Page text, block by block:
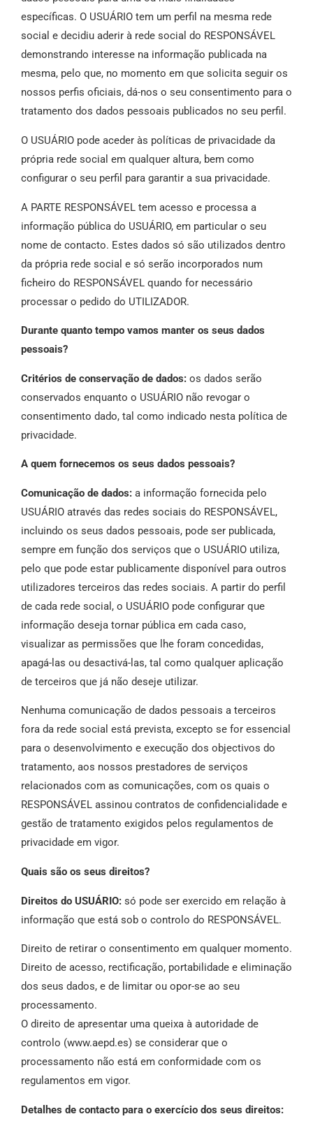
específicas. O USUÁRIO tem um perfil na mesma rede
social e decidiu aderir à rede social do RESPONSÁVEL
demonstrando interesse na informação publicada na
mesma, pelo que, no momento em que solicita seguir os
nossos perfis oficiais, dá-nos o seu consentimento para o
tratamento dos dados pessoais publicados no seu perfil.
O USUÁRIO pode aceder às políticas de privacidade da
própria rede social em qualquer altura, bem como
configurar o seu perfil para garantir a sua privacidade.
A PARTE RESPONSÁVEL tem acesso e processa a
informação pública do USUÁRIO, em particular o seu
nome de contacto. Estes dados só são utilizados dentro
da própria rede social e só serão incorporados num
ficheiro do RESPONSÁVEL quando for necessário
processar o pedido do UTILIZADOR.
Durante quanto tempo vamos manter os seus dados
pessoais?
Critérios de conservação de dados: os dados serão
conservados enquanto o USUÁRIO não revogar o
consentimento dado, tal como indicado nesta política de
privacidade.
A quem fornecemos os seus dados pessoais?
Comunicação de dados: a informação fornecida pelo
USUÁRIO através das redes sociais do RESPONSÁVEL,
incluindo os seus dados pessoais, pode ser publicada,
sempre em função dos serviços que o USUÁRIO utiliza,
pelo que pode estar publicamente disponível para outros
utilizadores terceiros das redes sociais. A partir do perfil
de cada rede social, o USUÁRIO pode configurar que
informação deseja tornar pública em cada caso,
visualizar as permissões que lhe foram concedidas,
apagá-las ou desactivá-las, tal como qualquer aplicação
de terceiros que já não deseje utilizar.
Nenhuma comunicação de dados pessoais a terceiros
fora da rede social está prevista, excepto se for essencial
para o desenvolvimento e execução dos objectivos do
tratamento, aos nossos prestadores de serviços
relacionados com as comunicações, com os quais o
RESPONSÁVEL assinou contratos de confidencialidade e
gestão de tratamento exigidos pelos regulamentos de
privacidade em vigor.
Quais são os seus direitos?
Direitos do USUÁRIO: só pode ser exercido em relação à
informação que está sob o controlo do RESPONSÁVEL.
Direito de retirar o consentimento em qualquer momento.
Direito de acesso, rectificação, portabilidade e eliminação
dos seus dados, e de limitar ou opor-se ao seu
processamento.
O direito de apresentar uma queixa à autoridade de
controlo (www.aepd.es) se considerar que o
processamento não está em conformidade com os
regulamentos em vigor.
Detalhes de contacto para o exercício dos seus direitos: